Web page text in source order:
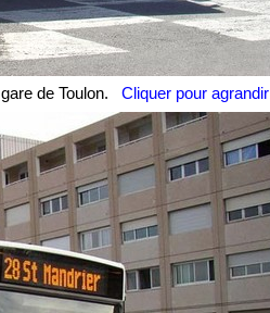
de Toulon. Cliquer pour agrandir